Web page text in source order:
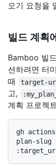
오기 요청을
빌드 계획
Bamboo 빌
션하려면 터
때
target-
고,
계획 프로젝
gh
plan-slug